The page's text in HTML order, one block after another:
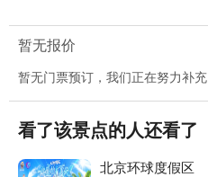
暂无报价
暂无门票预订，我们正在努力补充
看了该景点的人还看了
北京环球度假区